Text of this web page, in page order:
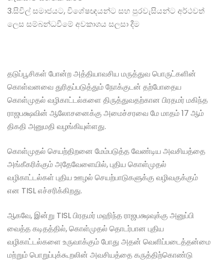
3.සිවිල් සමාජයට, විශේෂඥයන්ට සහ පුරවැසියන්ට අර්ථවත්
ලෙස සම්බන්ධවීමේ අවකාශය සලසා දීම
தடுப்பூசிகள் போன்ற அத்தியாவசிய மருத்துவ பொருட்களின்
கொள்வனவை துரிதப்படுத்தும் நோக்குடன் தற்போதைய
கொள்முதல் வழிகாட்டல்களை திருத்துவதற்கான பிரதமர் மகிந்த
ராஜபக்ஷவின் ஆலோசனைக்கு அமைச்சரவை மே மாதம் 17 ஆம்
திகதி அனுமதி வழங்கியுள்ளது.
கொள்முதல் செயற்திறனை மேம்படுத்த வேண்டிய அவசியத்தை
அங்கீகரிக்கும் அதேவேளையில், புதிய கொள்முதல்
வழிகாட்டல்கள் புதிய ஊழல் செயற்பாடுகளுக்கு வழிவகுக்கும்
என TISL எச்சரிக்கிறது.
ஆகவே, இன்று TISL பிரதமர் மஹிந்த ராஜபக்ஷவுக்கு அனுப்பி
வைத்த கடிதத்தில், கொள்முதல் தொடர்பான புதிய
வழிகாட்டல்களை உருவாக்கும் போது அதன் வெளிப்படைத்தன்மை
மற்றும் பொறுப்புக்கூறலின் அவசியத்தை கருத்திற்கொண்டு